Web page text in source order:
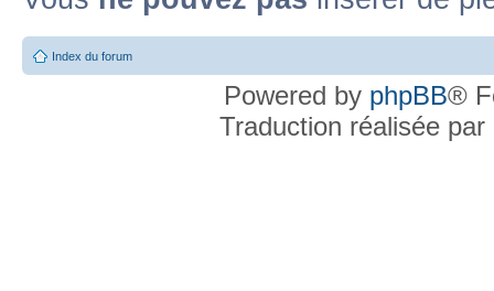
Index du forum
Powered by phpBB®
Traduction réalisée par